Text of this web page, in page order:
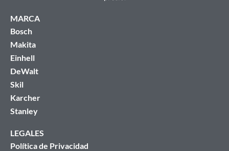
MARCA
Bosch
Makita
Einhell
DeWalt
Skil
Karcher
Stanley
LEGALES
Política de Privacidad